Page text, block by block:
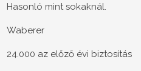
Hasonló mint sokaknál.
Waberer
24.000 az előző évi biztosítás